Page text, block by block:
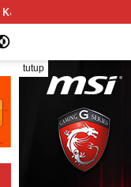
Songsong
tutup